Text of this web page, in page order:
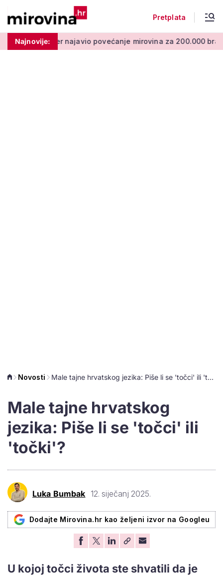
Pretplata
Najnovije:
najavio povećanje mirovina za 200.000 branitelja: Zakon u
Novosti Male tajne hrvatskog jezika: Piše li se 'točci' ili 'točki'?
Male tajne hrvatskog
jezika: Piše li se 'točci' ili
'točki'?
Luka Bumbak 12. siječanj 2025.
Dodajte Mirovina.hr kao željeni izvor na Googleu
U kojoj točci života ste shvatili da je